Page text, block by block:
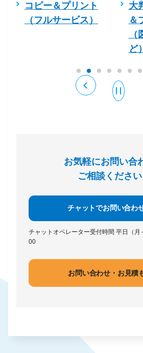
コピー＆プリント
（フルサービス）
大
＆
ど）
お気軽にお問い合
ご相談ください
チャットでお問い合わ
チャットオペレーター受付時間 平日（月
00
お問い合わせ・お見積